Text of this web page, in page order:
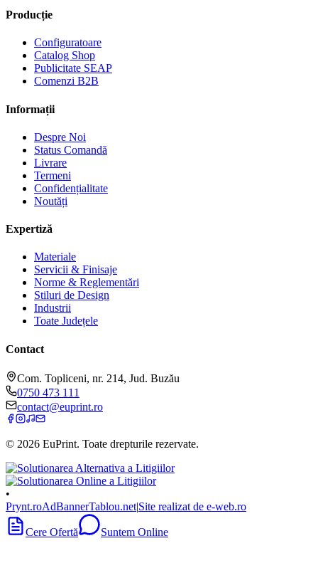
Producție
Configuratoare
Catalog Shop
Publicitate SEAP
Comenzi B2B
Informații
Despre Noi
Status Comandă
Livrare
Termeni
Confidențialitate
Noutăți
Expertiză
Materiale
Servicii & Finisaje
Norme & Reglementări
Stiluri de Design
Industrii
Toate Județele
Contact
Com. Topliceni, nr. 214, Jud. Buzău
0750 473 111
contact@euprint.ro
© 2026 EuPrint. Toate drepturile rezervate.
•
Prynt.roAdBannerTablou.net|Site realizat de e-web.ro
Cere Ofertă Suntem Online